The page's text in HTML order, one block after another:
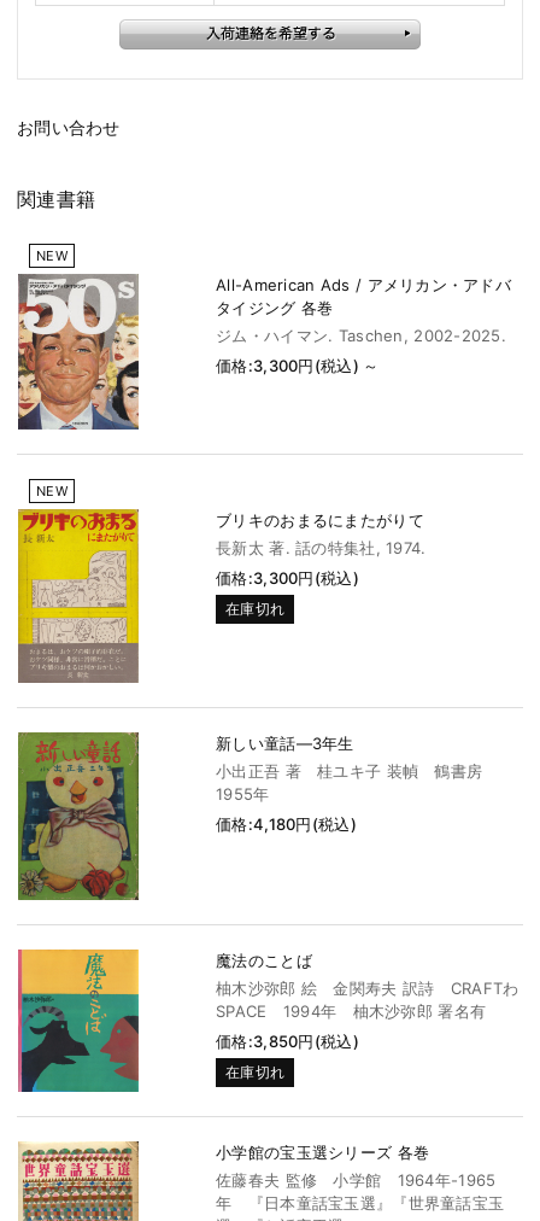
お問い合わせ
関連書籍
NEW
All-American Ads / アメリカン・アドバ
タイジング 各巻
ジム・ハイマン. Taschen, 2002-2025.
価格:3,300円(税込) ～
NEW
ブリキのおまるにまたがりて
長新太 著. 話の特集社, 1974.
価格:3,300円(税込)
在庫切れ
新しい童話―3年生
小出正吾 著 桂ユキ子 装幀 鶴書房
1955年
価格:4,180円(税込)
魔法のことば
柚木沙弥郎 絵 金関寿夫 訳詩 CRAFTわ
SPACE 1994年 柚木沙弥郎 署名有
価格:3,850円(税込)
在庫切れ
小学館の宝玉選シリーズ 各巻
佐藤春夫 監修 小学館 1964年-1965
年 『日本童話宝玉選』『世界童話宝玉